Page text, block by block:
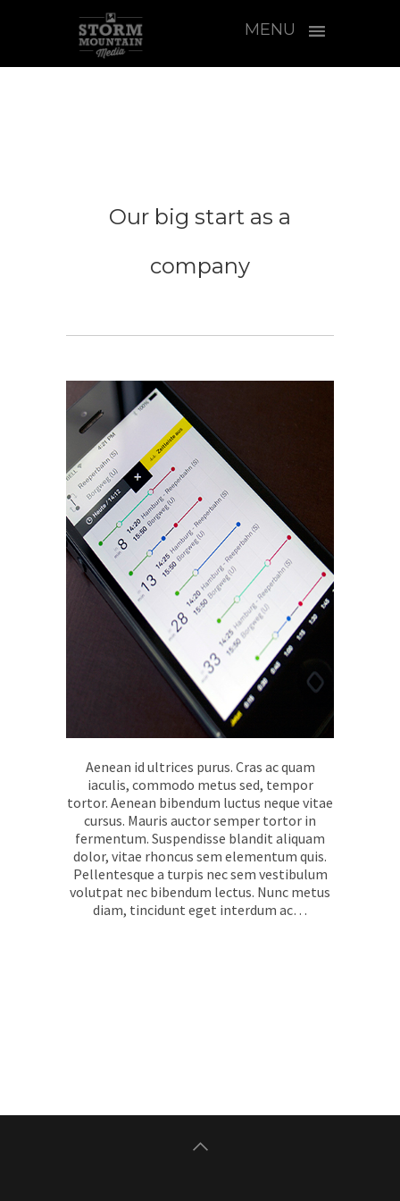
MENU
Our big start as a
company
Aenean id ultrices purus. Cras ac quam
iaculis, commodo metus sed, tempor
tortor. Aenean bibendum luctus neque vitae
cursus. Mauris auctor semper tortor in
fermentum. Suspendisse blandit aliquam
dolor, vitae rhoncus sem elementum quis.
Pellentesque a turpis nec sem vestibulum
volutpat nec bibendum lectus. Nunc metus
diam, tincidunt eget interdum ac…